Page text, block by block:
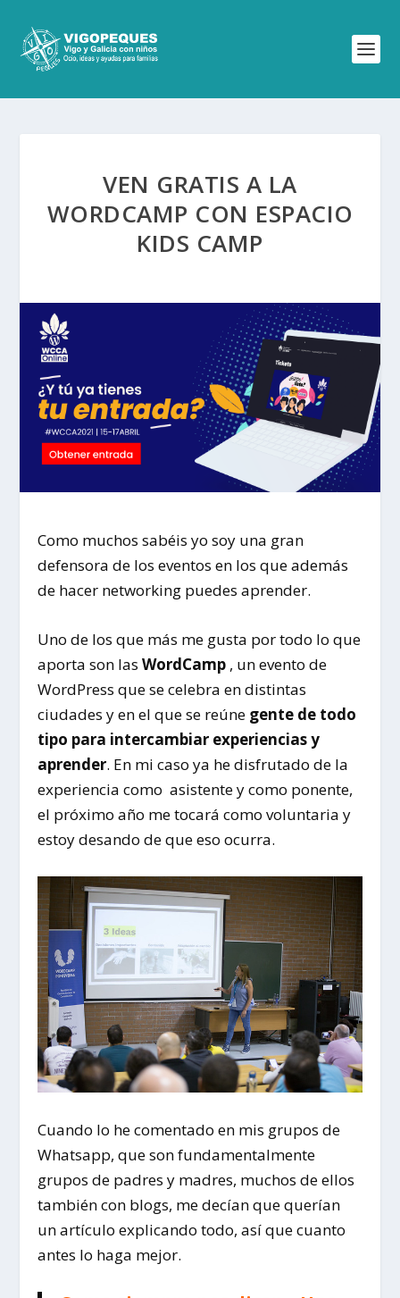
VEN GRATIS A LA
WORDCAMP CON ESPACIO
KIDS CAMP
Como muchos sabéis yo soy una gran
defensora de los eventos en los que además
de hacer networking puedes aprender.
Uno de los que más me gusta por todo lo que
aporta son lasWordCamp , un evento de
WordPress que se celebra en distintas
ciudades y en el que se reúne gente de todo
tipo para intercambiar experiencias y
aprender. En mi caso ya he disfrutado de la
experiencia como asistente y como ponente,
el próximo año me tocará como voluntaria y
estoy desando de que eso ocurra.
Cuando lo he comentado en mis grupos de
Whatsapp, que son fundamentalmente
grupos de padres y madres, muchos de ellos
también con blogs, me decían que querían
un artículo explicando todo, así que cuanto
antes lo haga mejor.